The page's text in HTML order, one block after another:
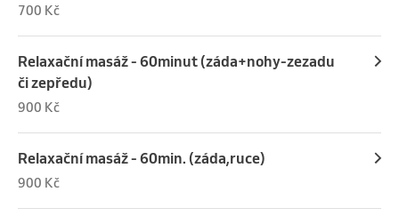
700 Kč
Relaxační masáž - 60minut (záda+nohy-zezadu
či zepředu)
900 Kč
Relaxační masáž - 60min. (záda,ruce)
900 Kč